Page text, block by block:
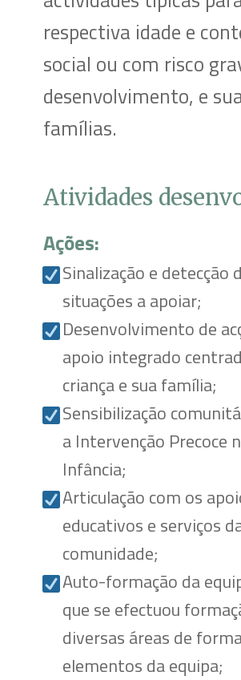
respectiva idade e
social ou com risco
desenvolvimento, e
famílias.
Atividades
Ações:
Sinalização e detecção
situações a apoiar;
Desenvolvimento de
apoio integrado
criança e sua família;
Sensibilização
a Intervenção Precoce
Infância;
Articulação com os
educativos e serviços
comunidade;
Auto-formação da
que se efectuou
diversas áreas de
elementos da equipa;